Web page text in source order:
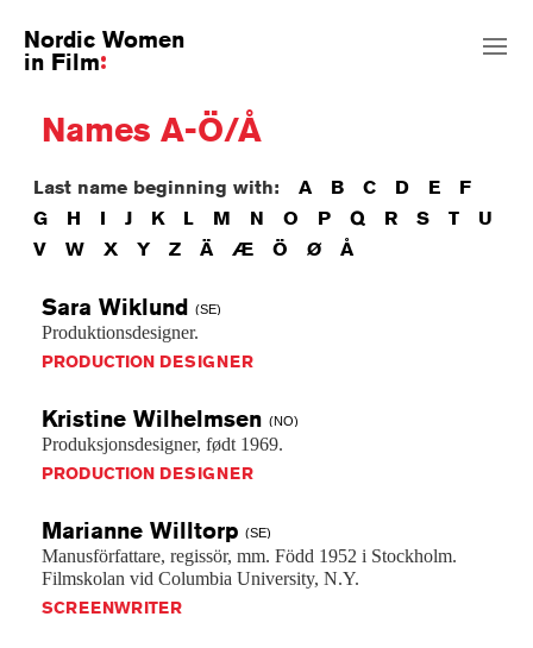
Nordic Women
in Film
Names A-Ö/Å
Last name beginning with: A B C D E
F
G
H I J K L M N O P Q R S T
U
V
W X Y Z Ä Æ Ö Ø Å
Sara Wiklund (SE)
Produktionsdesigner.
PRODUCTION DESIGNER
Kristine Wilhelmsen (NO)
Produksjonsdesigner, født 1969.
PRODUCTION DESIGNER
Marianne Willtorp (SE)
Manusförfattare, regissör, mm. Född 1952 i Stockholm.
Filmskolan vid Columbia University, N.Y.
SCREENWRITER